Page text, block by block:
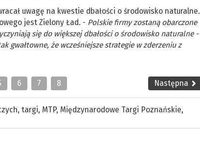
uwagę na kwestie dbałości o środowisko naturalne.
jest Zielony Ład. - Polskie firmy zostaną obarczone
się do większej dbałości o środowisko naturalne -
gwałtowne, że wcześniejsze strategie w zderzeniu z
6 7 8 Następna
, targi, MTP, Międzynarodowe Targi Poznańskie,